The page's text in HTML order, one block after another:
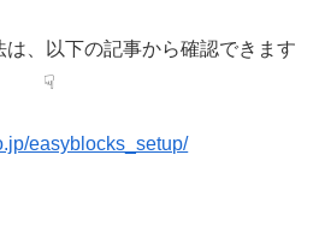
、以下の記事から確認できます
☟
easyblocks_setup/